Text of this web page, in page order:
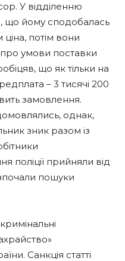
У відділенню
що йому сподобалась
потім вони
умови поставки
що як тільки на
– 3 тисячі 200
замовлення.
однак,
зник разом із
поліції прийняли від
пошуки
Санкція статті